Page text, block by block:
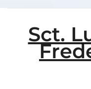
Sct.